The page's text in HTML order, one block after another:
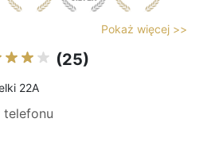
Pokaż więcej >>
(25)
22A
telefonu